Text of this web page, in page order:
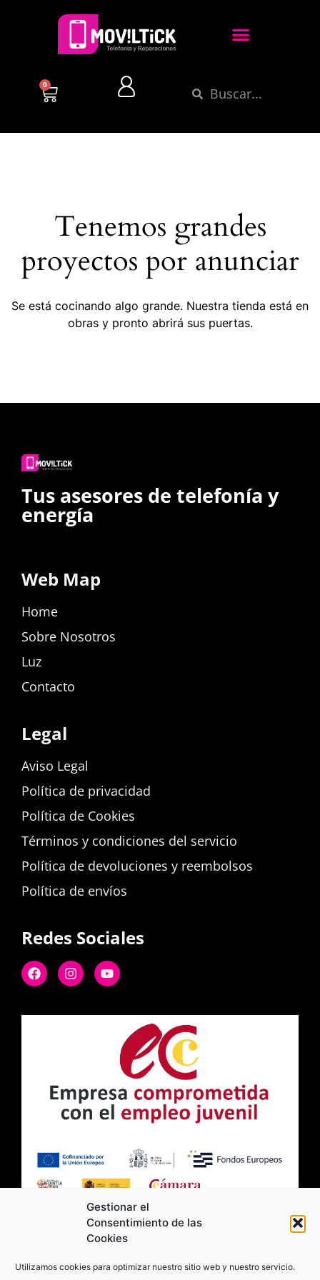
Gestionar el
Consentimiento de las
Cookies
Utilizamos cookies para optimizar nuestro sitio web y nuestro servicio.
0
Tenemos grandes
proyectos por anunciar
Se está cocinando algo grande. Nuestra tienda está en
obras y pronto abrirá sus puertas.
Tus asesores de telefonía y
energía
Web Map
Home
Sobre Nosotros
Luz
Contacto
Legal
Aviso Legal
Política de privacidad
Política de Cookies
Términos y condiciones del servicio
Política de devoluciones y reembolsos
Política de envíos
Redes Sociales
2026 Moviltick technologies. Todos los